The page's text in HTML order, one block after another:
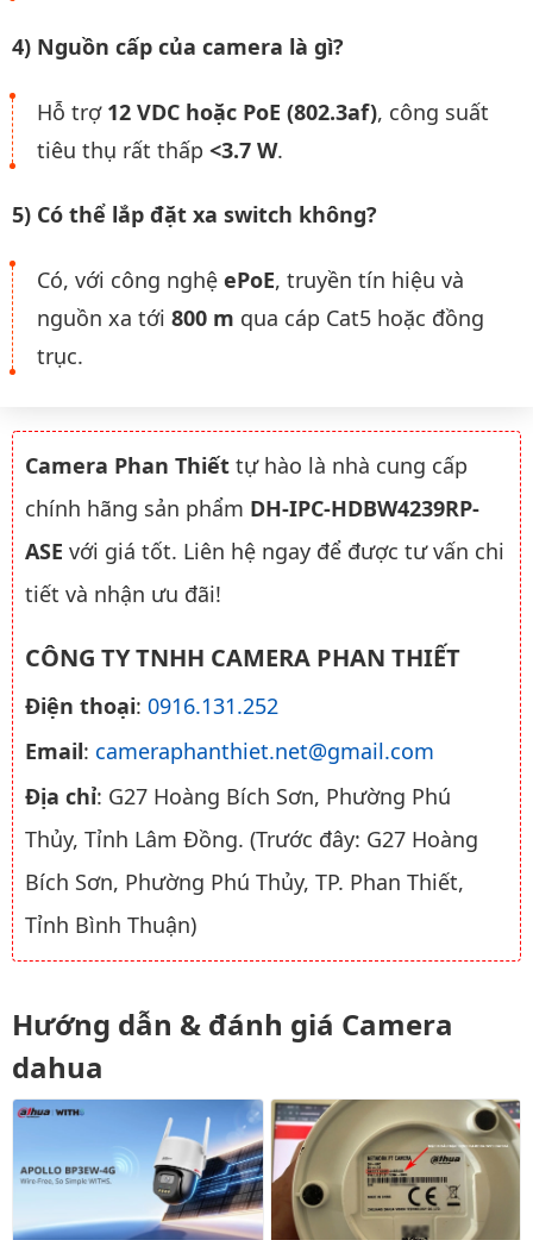
4) Nguồn cấp của camera là gì?
Hỗ trợ 12 VDC hoặc PoE (802.3af), công suất
tiêu thụ rất thấp <3.7 W.
5) Có thể lắp đặt xa switch không?
Có, với công nghệ ePoE, truyền tín hiệu và
nguồn xa tới 800 m qua cáp Cat5 hoặc đồng
trục.
Camera Phan Thiết tự hào là nhà cung cấp
chính hãng sản phẩm DH-IPC-HDBW4239RP-
ASE với giá tốt. Liên hệ ngay để được tư vấn chi
tiết và nhận ưu đãi!
CÔNG TY TNHH CAMERA PHAN THIẾT
Điện thoại: 0916.131.252
Email: cameraphanthiet.net@gmail.com
Địa chỉ: G27 Hoàng Bích Sơn, Phường Phú
Thủy, Tỉnh Lâm Đồng. (Trước đây: G27 Hoàng
Bích Sơn, Phường Phú Thủy, TP. Phan Thiết,
Tỉnh Bình Thuận)
Hướng dẫn & đánh giá Camera
dahua